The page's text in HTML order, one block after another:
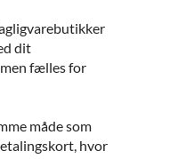
dit
fælles for
måde som
hvor